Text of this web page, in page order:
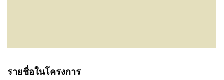
รายชื่อในโครงการ